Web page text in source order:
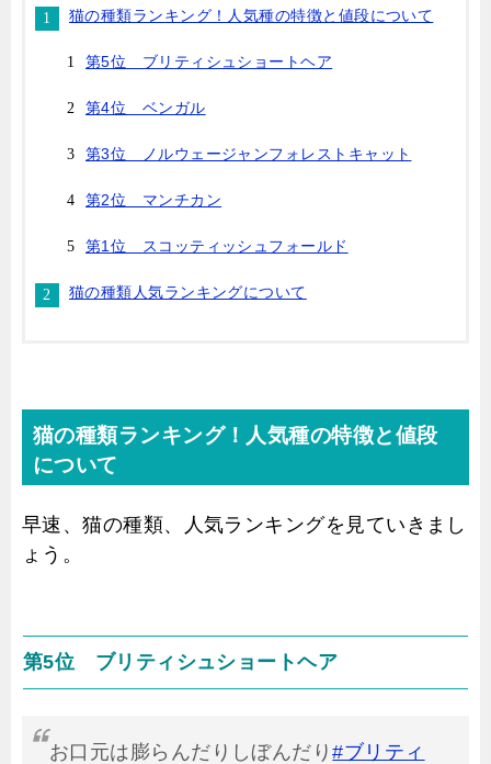
猫の種類ランキング！人気種の特徴と値段について
第5位 ブリティシュショートヘア
第4位 ベンガル
第3位 ノルウェージャンフォレストキャット
第2位 マンチカン
第1位 スコッティッシュフォールド
猫の種類人気ランキングについて
猫の種類ランキング！人気種の特徴と値段
について
早速、猫の種類、人気ランキングを見ていきまし
ょう。
第5位 ブリティシュショートヘア
お口元は膨らんだりしぼんだり#ブリティ